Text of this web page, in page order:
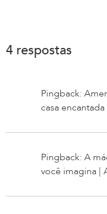
4 respostas
Pingback:
casa encantada
Pingback: A
você imagina |